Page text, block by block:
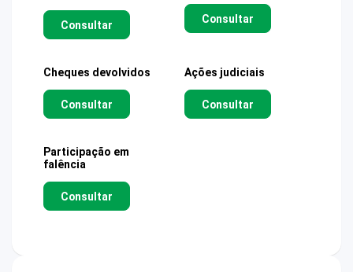
Consultar Consultar
Cheques devolvidos
Consultar
Ações judiciais
Consultar
Participação em
falência
Consultar